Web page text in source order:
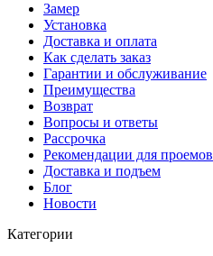
Замер
Установка
Доставка и оплата
Как сделать заказ
Гарантии и обслуживание
Преимущества
Возврат
Вопросы и ответы
Рассрочка
Рекомендации для проемов
Доставка и подъем
Блог
Новости
Категории